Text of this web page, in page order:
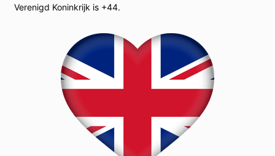
Verenigd Koninkrijk is +44.